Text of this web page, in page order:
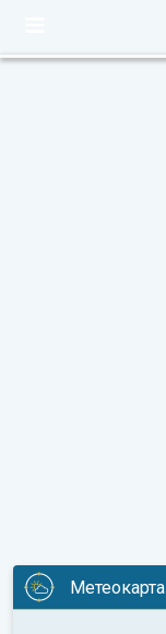
Метеокарта